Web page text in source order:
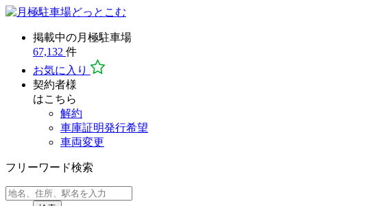
掲載中の月極駐車場
67,132 件
お気に入り
契約者様
はこちら
解約
車庫証明発行希望
車両変更
フリーワード検索